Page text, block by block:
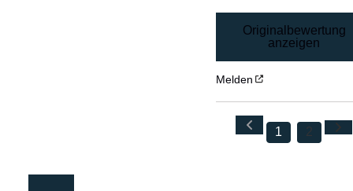
Originalbewertung
anzeigen
Melden
1 2